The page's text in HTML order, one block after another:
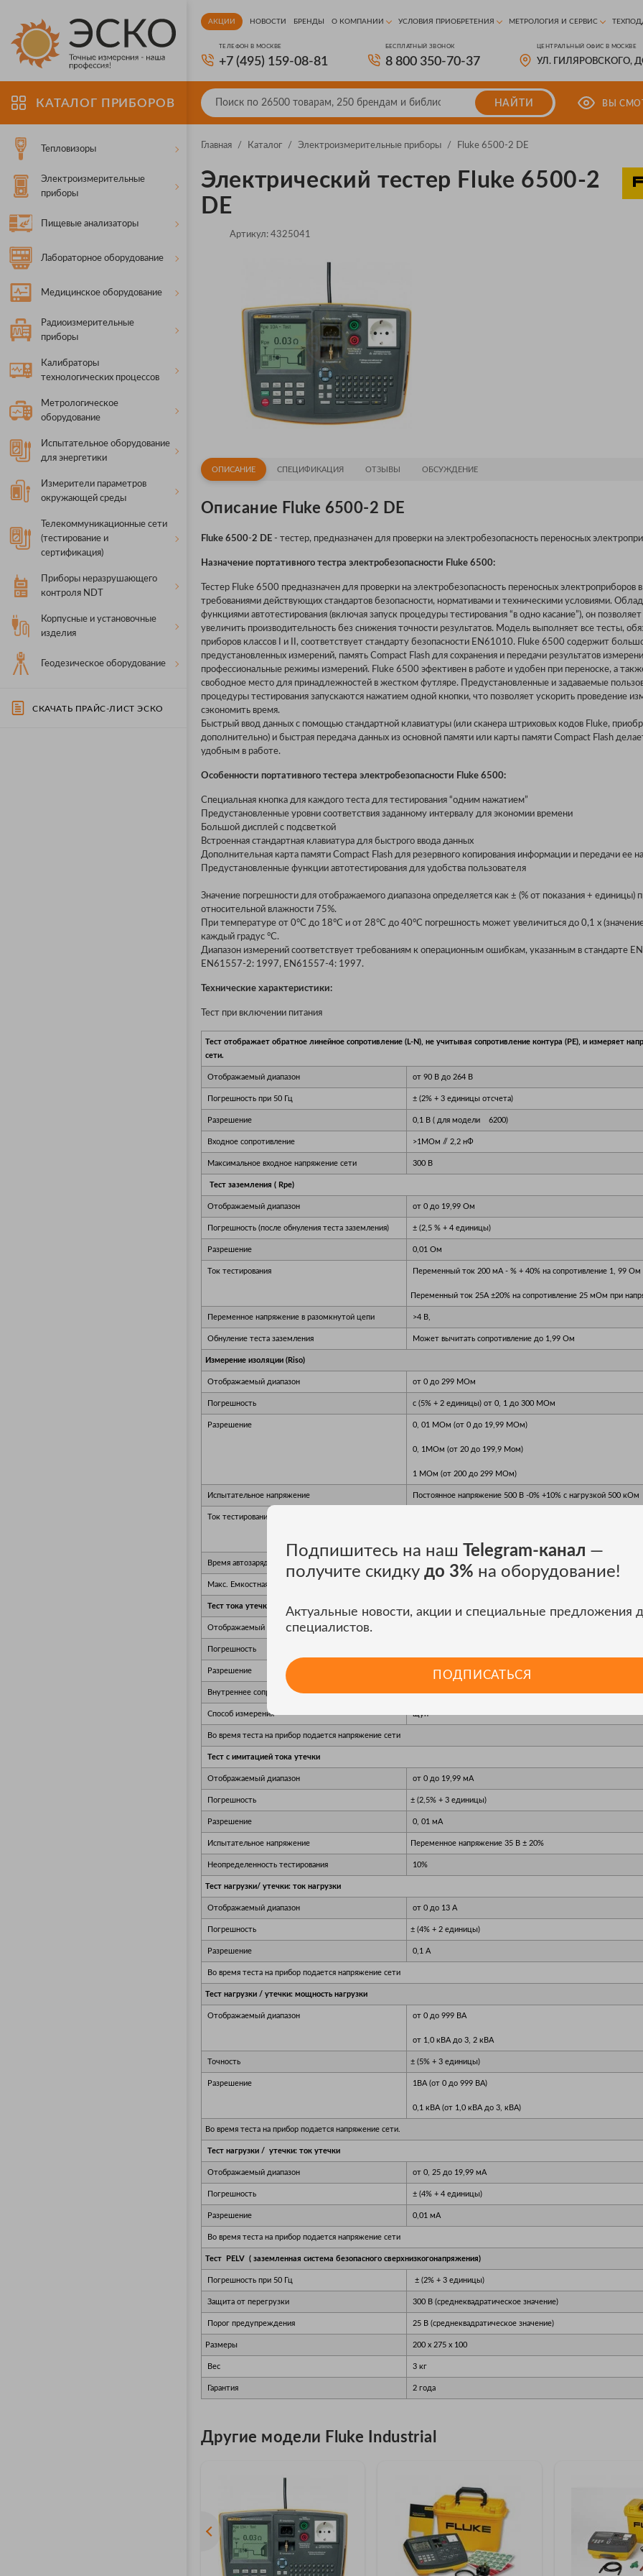
КАТАЛОГ ПРИБОРОВ
Тепловизоры
Электроизмерительные
приборы
Пищевые анализаторы
Лабораторное оборудование
Медицинское оборудование
Радиоизмерительные
приборы
Калибраторы
технологических процессов
Метрологическое
оборудование
Испытательное оборудование
для энергетики
Измерители параметров
окружающей среды
Телекоммуникационные сети
(тестирование и
сертификация)
Приборы неразрушающего
контроля NDT
Корпусные и установочные
изделия
Геодезическое оборудование
СКАЧАТЬ ПРАЙС-ЛИСТ ЭСКО
АКЦИИ НОВОСТИ БРЕНДЫ О КОМПАНИИ УСЛОВИЯ ПРИОБРЕТЕНИЯ МЕТРОЛОГИЯ И СЕРВИС
ТЕЛЕФОН В МОСКВЕ
+7 (495) 159-08-81
БЕСПЛАТНЫЙ ЗВОНОК
8 800 350-70-37
ЦЕНТРАЛЬНЫЙ ОФИС В МОСКВЕ
УЛ. ГИЛЯРОВСКОГО,
НАЙТИ ВЫ
Главная / Каталог / Электроизмерительные приборы / Fluke 6500-2 DE
Электрический тестер Fluke 6500-2
DE
Артикул: 4325041
ОПИСАНИЕ СПЕЦИФИКАЦИЯ ОТЗЫВЫ ОБСУЖДЕНИЕ
Описание Fluke 6500-2 DE
Fluke 6500-2 DE - тестер, предназначен для проверки на электробезопасность переносных
Назначение портативного тестра электробезопасности Fluke 6500:
Тестер Fluke 6500 предназначен для проверки на электробезопасность переносных электроприборов
требованиями действующих стандартов безопасности, нормативами и техническими условиями.
функциями автотестирования (включая запуск процедуры тестирования “в одно касание”), он
увеличить производительность без снижения точности результатов. Модель выполняет все тесты,
приборов классов I и II, соответствует стандарту безопасности EN61010. Fluke 6500 содержит
предустановленных измерений, память Compact Flash для сохранения и передачи результатов
профессиональные режимы измерений. Fluke 6500 эфективен в работе и удобен при переноске, а
свободное место для принадлежностей в жестком футляре. Предустановленные и задаваемые
процедуры тестирования запускаются нажатием одной кнопки, что позволяет ускорить проведение
сэкономить время.
Быстрый ввод данных с помощью стандартной клавиатуры (или сканера штриховых кодов Fluke,
дополнительно) и быстрая передача данных из основной памяти или карты памяти Compact Flash
удобным в работе.
Особенности портативного тестера электробезопасности Fluke 6500:
Специальная кнопка для каждого теста для тестирования “одним нажатием”
Предустановленные уровни соответствия заданному интервалу для экономии времени
Большой дисплей с подсветкой
Встроенная стандартная клавиатура для быстрого ввода данных
Дополнительная карта памяти Compact Flash для резервного копирования информации и передачи ее
Предустановленные функции автотестирования для удобства пользователя
Значение погрешности для отображаемого диапазона определяется как ± (% от показания + единицы)
относительной влажности 75%.
При температуре от 0°C до 18°C и от 28°C до 40°C погрешность может увеличиться до 0,1 x
каждый градус °C.
Диапазон измерений соответствует требованиям к операционным ошибкам, указанным в стандарте
EN61557-2: 1997, EN61557-4: 1997.
Технические характеристики:
Тест при включении питания
Тест отображает обратное линейное сопротивление (L-N), не учитывая сопротивление контура (PE), и измеряет
сети.
Отображаемый диапазон от 90 В до 264 В
Погрешность при 50 Гц ± (2% + 3 единицы отсчета)
Разрешение 0,1 В ( для модели 6200)
Входное сопротивление >1МОм // 2,2 нФ
Максимальное входное напряжение сети 300 В
Тест заземления ( Rpe)
Отображаемый диапазон от 0 до 19,99 Ом
Погрешность (после обнуления теста заземления) ± (2,5 % + 4 единицы)
Разрешение 0,01 Ом
Ток тестирования Переменный ток 200 мА - % + 40% на сопротивление 1, 99 Ом
Переменный ток 25А ±20% на сопротивление 25 мОм при
Переменное напряжение в разомкнутой цепи >4 B,
Обнуление теста заземления Может вычитать сопротивление до 1,99 Ом
Измерение изоляции (Riso)
Отображаемый диапазон от 0 до 299 МОм
Погрешность с (5% + 2 единицы) от 0, 1 до 300 МОм
Разрешение 0, 01 МОм (от 0 до 19,99 МОм)
0, 1МОм (от 20 до 199,9 Мом)
1 МОм (от 200 до 299 МОм)
Испытательное напряжение Постоянное напряжение 500 В -0% +10% с нагрузкой 500 кОм
Ток тестирования
Время автозарядки <0,5 с для 1 мкФ
Макс. Емкостная нагрузка
Тест тока утечки
Отображаемый диапазон
Погрешность
Разрешение 0, 01 мА
Внутреннее сопротивление (через щуп) 2 коМ
Способ измерения щуп
Во время теста на прибор подается напряжение сети
Тест с имитацией тока утечки
Отображаемый диапазон от 0 до 19,99 мА
Погрешность ± (2,5% + 3 единицы)
Разрешение 0, 01 мА
Испытательное напряжение Переменное напряжение 35 В ± 20%
Неопределенность тестирования 10%
Тест нагрузки/ утечки: ток нагрузки
Отображаемый диапазон от 0 до 13 А
Погрешность ± (4% + 2 единицы)
Разрешение 0,1 А
Во время теста на прибор подается напряжение сети
Тест нагрузки / утечки: мощность нагрузки
Отображаемый диапазон от 0 до 999 ВА
от 1,0 кВА до 3, 2 кВА
Точность ± (5% + 3 единицы)
Разрешение 1ВА (от 0 до 999 ВА)
0,1 кВА (от 1,0 кВА до 3, кВА)
Во время теста на прибор подается напряжение сети.
Тест нагрузки / утечки: ток утечки
Отображаемый диапазон от 0, 25 до 19,99 мА
Погрешность ± (4% + 4 единицы)
Разрешение 0,01 мА
Во время теста на прибор подается напряжение сети
Тест PELV ( заземленная система безопасного сверхнизкогонапряжения)
Погрешность при 50 Гц ± (2% + 3 единицы)
Защита от перегрузки 300 В (среднеквадратическое значение)
Порог предупреждения 25 В (среднеквадратическое значение)
Размеры 200 х 275 х 100
Вес 3 кг
Гарантия 2 года
Другие модели Fluke Industrial
Подпишитесь на наш Telegram-канал —
получите скидку до 3% на оборудование!
Актуальные новости, акции и специальные предложения
специалистов.
ПОДПИСАТЬСЯ